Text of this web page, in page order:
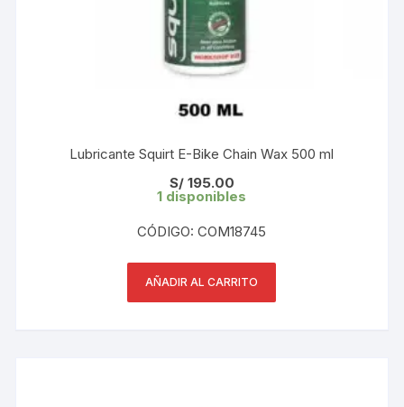
Lubricante Squirt E-Bike Chain Wax 500 ml
S/195.00
1 disponibles
CÓDIGO: COM18745
AÑADIR AL CARRITO